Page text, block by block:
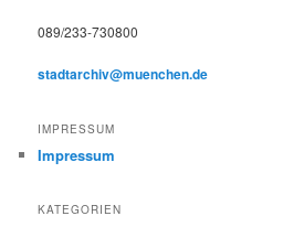
089/233-730800
stadtarchiv@muenchen.de
IMPRESSUM
Impressum
KATEGORIEN